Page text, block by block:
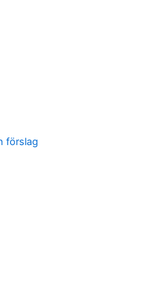
förslag